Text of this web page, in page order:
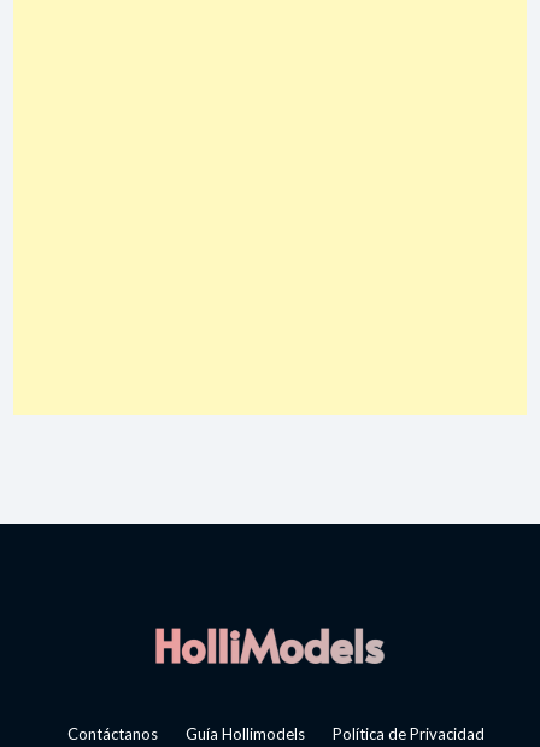
Contáctanos Guía Hollimodels Política de Privacidad